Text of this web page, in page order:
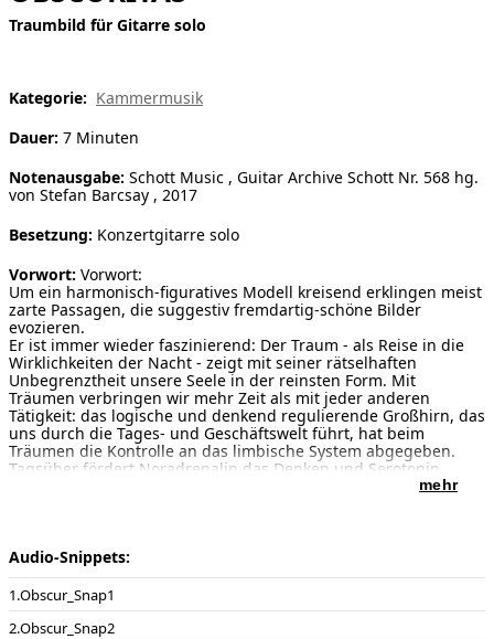
[ Suche ]
Audio-Snippets:
Obscur_Snap1
Obscur_Snap2
Traumbild für Gitarre solo
Kategorie: Kammermusik
Dauer: 7 Minuten
Notenausgabe: Schott Music , Guitar Archive Schott Nr. 568 hg.
von Stefan Barcsay , 2017
Besetzung: Konzertgitarre solo
Vorwort: Vorwort:
Um ein harmonisch-figuratives Modell kreisend erklingen meist
zarte Passagen, die suggestiv fremdartig-schöne Bilder
evozieren.
Er ist immer wieder faszinierend: Der Traum - als Reise in die
Wirklichkeiten der Nacht - zeigt mit seiner rätselhaften
Unbegrenztheit unsere Seele in der reinsten Form. Mit
Träumen verbringen wir mehr Zeit als mit jeder anderen
Tätigkeit: das logische und denkend regulierende Großhirn, das
uns durch die Tages- und Geschäftswelt führt, hat beim
Träumen die Kontrolle an das limbische System abgegeben.
Tagsüber fördert Noradrenalin das Denken und Serotonin
dämpft die Emotionalität des limbischen Systems. Nachts hat
Widmung:Stefan Barcsay mit Bewunderung gewidmet
Uraufführung:04.12.2016 , Augsburg Maria Stern
mehr